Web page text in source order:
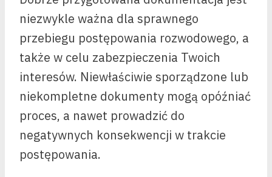
niezwykle ważna dla sprawnego
przebiegu postępowania rozwodowego, a
także w celu zabezpieczenia Twoich
interesów. Niewłaściwie sporządzone lub
niekompletne dokumenty mogą opóźniać
proces, a nawet prowadzić do
negatywnych konsekwencji w trakcie
postępowania.